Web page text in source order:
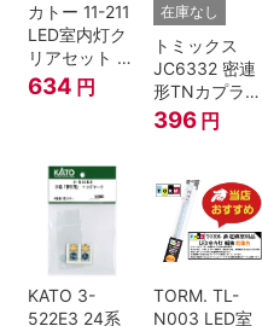
カトー 11-211
LED室内灯ク
リアセット N
ゲージ
634 円
在庫なし
トミックス
JC6332 密連
形TNカプラー
(SPグレー電
連付・211系)
396 円
KATO 3-
522E3 24系
TORM. TL-
N003 LED室